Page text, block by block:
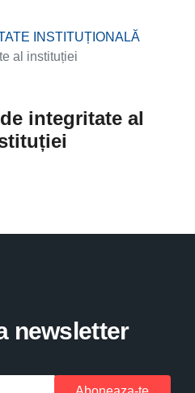
INSTITUȚIONALĂ
al instituției
integritate al
newsletter